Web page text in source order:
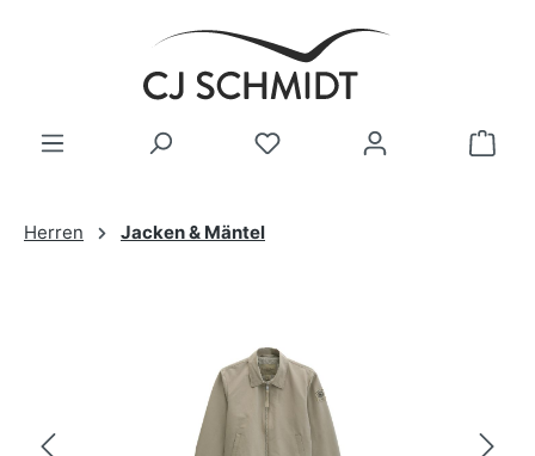
Zum Hauptinhalt springen
Herren Jacken & Mäntel